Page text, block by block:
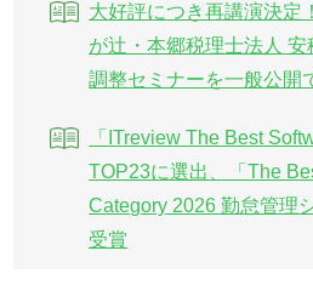
大好評につき再講演決定
が辻・本郷税理士法人
調整セミナーを一般公開
「ITreview The Best
TOP23に選出、「The
Category 2026 勤怠管理
受賞